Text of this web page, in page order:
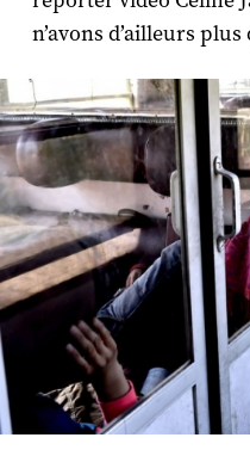
n’avons d’ailleurs